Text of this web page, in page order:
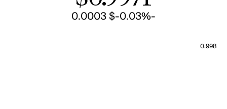
-0.03%
-$ 0.0003
0.998